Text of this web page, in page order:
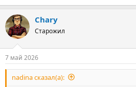
Chary
Старожил
7 май 2026
nadina сказал(а):